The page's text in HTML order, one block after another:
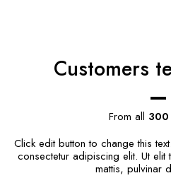
Customers
From all 300
Click edit button to change this
consectetur adipiscing elit. Ut
mattis, pulvinar